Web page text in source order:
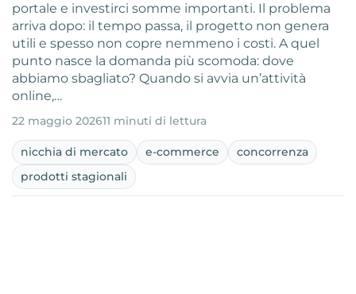
portale e investirci somme importanti. Il problema
arriva dopo: il tempo passa, il progetto non genera
utili e spesso non copre nemmeno i costi. A quel
punto nasce la domanda più scomoda: dove
abbiamo sbagliato? Quando si avvia un’attività
online,…
22 maggio 202611 minuti di lettura
nicchia di mercato e-commerce
concorrenza
prodotti stagionali